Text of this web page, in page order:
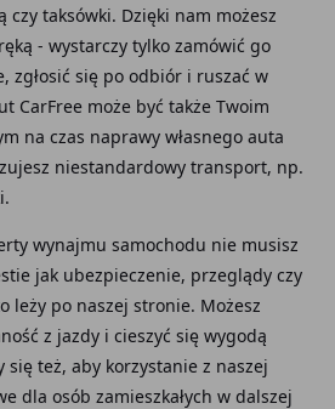
czy taksówki. Dzięki nam możesz
- wystarczy tylko zamówić go
zgłosić się po odbiór i ruszać w
CarFree może być także Twoim
na czas naprawy własnego auta
niestandardowy transport, np.
wynajmu samochodu nie musisz
jak ubezpieczenie, przeglądy czy
leży po naszej stronie. Możesz
z jazdy i cieszyć się wygodą
się też, aby korzystanie z naszej
dla osób zamieszkałych w dalszej